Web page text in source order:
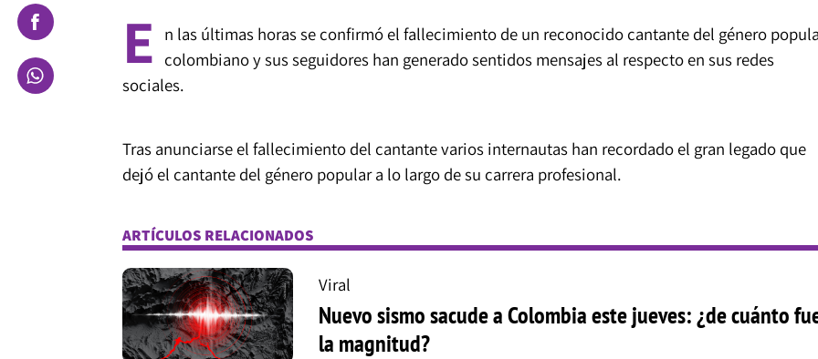
E n las últimas horas se confirmó el fallecimiento de un reconocido cantante del género
colombiano y sus seguidores han generado sentidos mensajes al respecto en sus redes
sociales.
Tras anunciarse el fallecimiento del cantante varios internautas han recordado el gran legado que
dejó el cantante del género popular a lo largo de su carrera profesional.
ARTÍCULOS RELACIONADOS
Viral
Nuevo sismo sacude a Colombia este jueves: ¿de cuánto
la magnitud?